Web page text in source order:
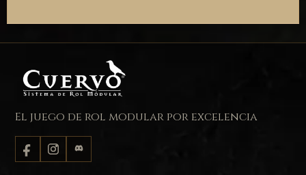
El juego de rol modular por excelencia